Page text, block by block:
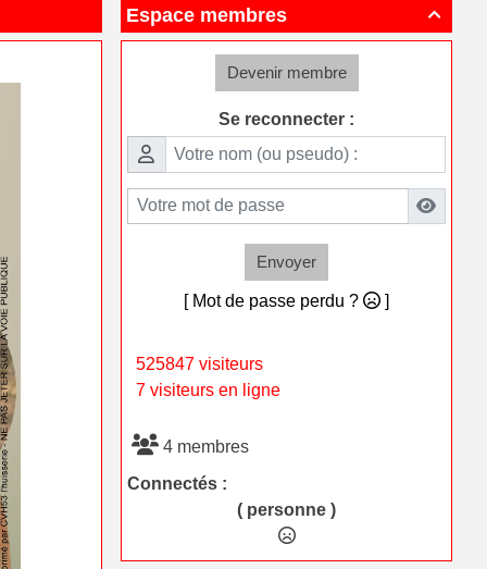

Espace membres
Devenir membre
Se reconnecter :
Envoyer
[ Mot de passe perdu ? ]
525847 visiteurs
7 visiteurs en ligne
4 membres
Connectés :
( personne )